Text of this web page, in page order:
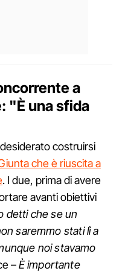
a
"È una sfida
costruirsi
che è riuscita a
. I due, prima di avere
avanti obiettivi
detti che se un
saremmo stati lì a
noi stavamo
–È importante